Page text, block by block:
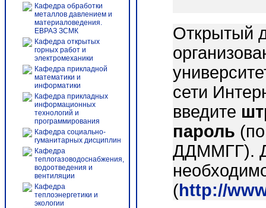
Кафедра обработки
металлов давлением и
материаловедения.
ЕВРАЗ ЗСМК
Кафедра открытых
горных работ и
электромеханики
Кафедра прикладной
математики и
информатики
Кафедра прикладных
информационных
технологий и
программирования
Кафедра социально-
гуманитарных дисциплин
Кафедра
теплогазоводоснабжения,
водоотведения и
вентиляции
Кафедра
теплоэнергетики и
экологии
Открытый
сети
введите
пароль
ДДММГГ).
(http://